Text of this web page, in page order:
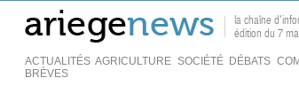
la chaîne
édition du 7
ACTUALITÉS AGRICULTURE SOCIÉTÉ DÉBATS
BRÈVES